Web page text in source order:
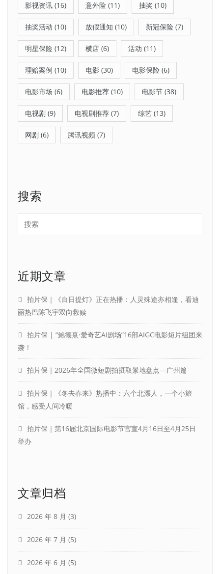
影视资讯 (16) 意外险 (11) 抽奖 (10)
抽奖活动 (10) 放假通知 (10) 新冠保险 (7)
明星保险 (12) 横店 (6) 活动 (11)
理赔案例 (10) 电影 (30) 电影保险 (6)
电影市场 (6) 电影推荐 (10) 电影节 (38)
电视剧 (9) 电视剧推荐 (7) 综艺 (13)
网剧 (6) 腾讯视频 (7)
搜索
近期文章
拍片保｜《白日提灯》正在热播：人灵殊途亦相逢，看迪
丽热巴陈飞宇双向救赎
拍片保 | “鲍德熹·爱奇艺AI剧场”16部AIGC电影短片组团来
袭！
拍片保｜2026年全国微短剧拍摄取景地盘点—广州篇
拍片保｜《冬去春来》热播中：六个北漂人，一个小旅
馆，感受人间冷暖
拍片保｜第16届北京国际电影节官宣4月16日至4月25日
举办
文章归档
2026 年 8 月 (3)
2026 年 7 月 (5)
2026 年 6 月 (5)